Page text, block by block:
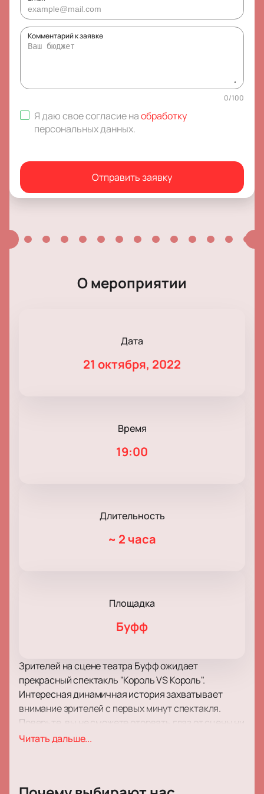
Комментарий к заявке
0/100
Я даю свое согласие наобработку
персональных данных.
Отправить заявку
О мероприятии
Дата
21 октября, 2022
Время
19:00
Длительность
~ 2 часа
Площадка
Буфф
Зрителей на сцене театра Буфф ожидает
прекрасный спектакль "Король VS Король".
Интересная динамичная история захватывает
внимание зрителей с первых минут спектакля.
Поверьте, вы не сможете оторвать глаз от сцены ни
на одну минуту! Развитие сюжета и его
Читать дальше...